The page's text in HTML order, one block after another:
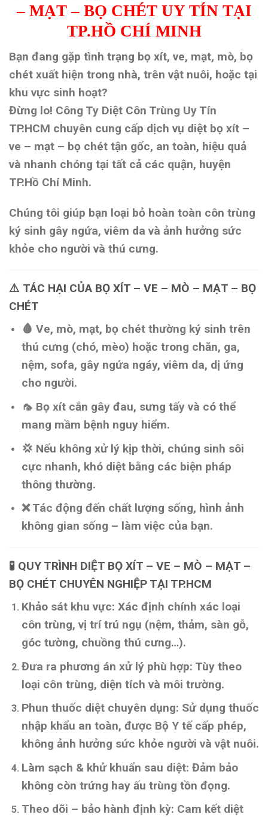
– MẠT – BỌ CHÉT UY TÍN TẠI
TP.HỒ CHÍ MINH
Bạn đang gặp tình trạng bọ xít, ve, mạt, mò, bọ
chét xuất hiện trong nhà, trên vật nuôi, hoặc tại
khu vực sinh hoạt?
Đừng lo! Công Ty Diệt Côn Trùng Uy Tín
TP.HCM chuyên cung cấp dịch vụ diệt bọ xít –
ve – mạt – bọ chét tận gốc, an toàn, hiệu quả
và nhanh chóng tại tất cả các quận, huyện
TP.Hồ Chí Minh.
Chúng tôi giúp bạn loại bỏ hoàn toàn côn trùng
ký sinh gây ngứa, viêm da và ảnh hưởng sức
khỏe cho người và thú cưng.
⚠️ TÁC HẠI CỦA BỌ XÍT – VE – MÒ – MẠT – BỌ
CHÉT
🩸 Ve, mò, mạt, bọ chétthường ký sinh trên
thú cưng (chó, mèo) hoặc trong chăn, ga,
nệm, sofa, gây ngứa ngáy, viêm da, dị ứng
cho người.
🦟 Bọ xítcắn gây đau, sưng tấy và có thể
mang mầm bệnh nguy hiểm.
💢 Nếu không xử lý kịp thời, chúng sinh sôi
cực nhanh, khó diệt bằng các biện pháp
thông thường.
❌ Tác động đến chất lượng sống, hình ảnh
không gian sống – làm việc của bạn.
🧪 QUY TRÌNH DIỆT BỌ XÍT – VE – MÒ – MẠT –
BỌ CHÉT CHUYÊN NGHIỆP TẠI TP.HCM
Khảo sát khu vực: Xác định chính xác loại
côn trùng, vị trí trú ngụ (nệm, thảm, sàn gỗ,
góc tường, chuồng thú cưng…).
Đưa ra phương án xử lý phù hợp: Tùy theo
loại côn trùng, diện tích và môi trường.
Phun thuốc diệt chuyên dụng: Sử dụng thuốc
nhập khẩu an toàn, được Bộ Y tế cấp phép,
không ảnh hưởng sức khỏe người và vật nuôi.
Làm sạch & khử khuẩn sau diệt: Đảm bảo
không còn trứng hay ấu trùng tồn đọng.
Theo dõi – bảo hành định kỳ: Cam kết diệt